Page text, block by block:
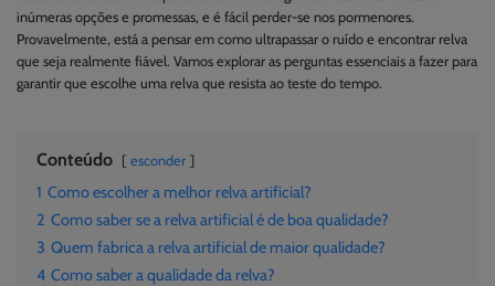
inúmeras opções e promessas, e é fácil perder-se nos pormenores.
Provavelmente, está a pensar em como ultrapassar o ruído e encontrar relva
que seja realmente fiável. Vamos explorar as perguntas essenciais a fazer para
garantir que escolhe uma relva que resista ao teste do tempo.
Conteúdo esconder
1 Como escolher a melhor relva artificial?
2 Como saber se a relva artificial é de boa qualidade?
3 Quem fabrica a relva artificial de maior qualidade?
4 Como saber a qualidade da relva?